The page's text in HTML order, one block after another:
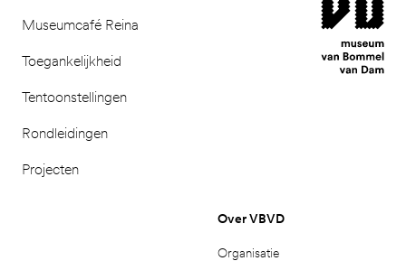
Museumcafé Reina
Toegankelijkheid
Tentoonstellingen
Rondleidingen
Projecten
Over VBVD
Organisatie